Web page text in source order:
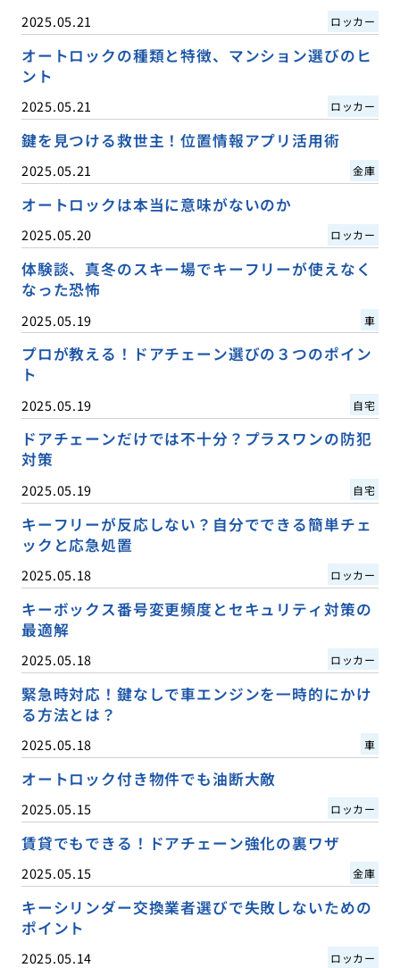
2025.05.21 ロッカー
オートロックの種類と特徴、マンション選びのヒ
ント
2025.05.21 ロッカー
鍵を見つける救世主！位置情報アプリ活用術
2025.05.21 金庫
オートロックは本当に意味がないのか
2025.05.20 ロッカー
体験談、真冬のスキー場でキーフリーが使えなく
なった恐怖
2025.05.19 車
プロが教える！ドアチェーン選びの３つのポイン
ト
2025.05.19 自宅
ドアチェーンだけでは不十分？プラスワンの防犯
対策
2025.05.19 自宅
キーフリーが反応しない？自分でできる簡単チェ
ックと応急処置
2025.05.18 ロッカー
キーボックス番号変更頻度とセキュリティ対策の
最適解
2025.05.18 ロッカー
緊急時対応！鍵なしで車エンジンを一時的にかけ
る方法とは？
2025.05.18 車
オートロック付き物件でも油断大敵
2025.05.15 ロッカー
賃貸でもできる！ドアチェーン強化の裏ワザ
2025.05.15 金庫
キーシリンダー交換業者選びで失敗しないための
ポイント
2025.05.14 ロッカー